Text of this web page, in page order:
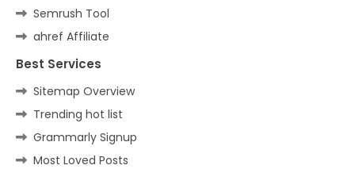
Semrush Tool
ahref Affiliate
Best Services
Sitemap Overview
Trending hot list
Grammarly Signup
Most Loved Posts